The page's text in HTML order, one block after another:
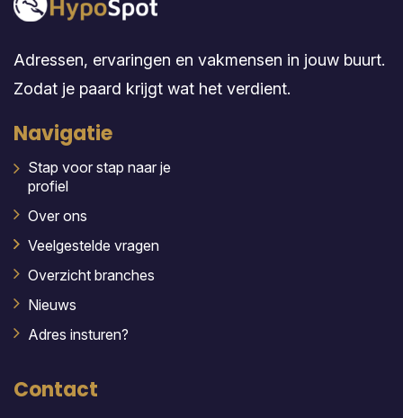
Adressen, ervaringen en vakmensen in jouw buurt.
Zodat je paard krijgt wat het verdient.
Navigatie
Stap voor stap naar je
profiel
Over ons
Veelgestelde vragen
Overzicht branches
Nieuws
Adres insturen?
Contact